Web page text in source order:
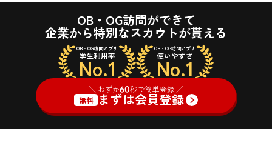
OB・OG訪問ができて
企業から特別なスカウトが貰える
OB・OG訪問アプリ
学生利用率
No.1
OB・OG訪問アプリ
使いやすさ
No.1
＼ わずか60秒で簡単登録 ／
無料
まずは会員登録